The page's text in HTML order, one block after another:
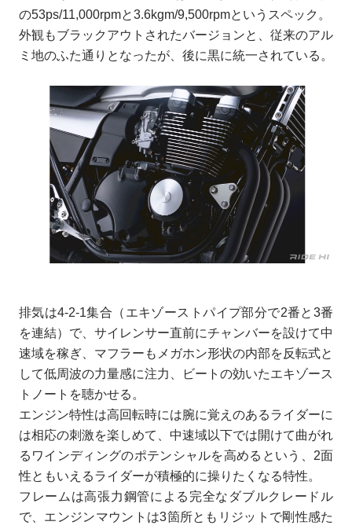
の53ps/11,000rpmと3.6kgm/9,500rpmというスペック。
外観もブラックアウトされたバージョンと、従来のアル
ミ地のふた通りとなったが、後に黒に統一されている。
排気は4-2-1集合（エキゾーストパイプ部分で2番と3番
を連結）で、サイレンサー直前にチャンバーを設けて中
速域を稼ぎ、マフラーもメガホン形状の内部を反転式と
して低周波の力量感に注力、ビートの効いたエキゾース
トノートを聴かせる。
エンジン特性は高回転時には腕に覚えのあるライダーに
は相応の刺激を楽しめて、中速域以下では開けて曲がれ
るワインディングのポテンシャルを高めるという、2面
性ともいえるライダーが積極的に操りたくなる特性。
フレームは高張力鋼管による完全なダブルクレードル
で、エンジンマウントは3箇所ともリジットで剛性感た